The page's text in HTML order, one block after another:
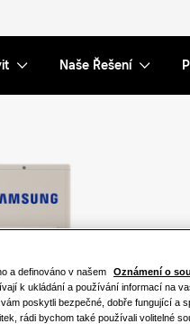
Naše Řešení
a definováno v našem Oznámení o
k ukládání a používání informací na
poskytli bezpečné, dobře fungující a
rádi bychom také používali volitelné